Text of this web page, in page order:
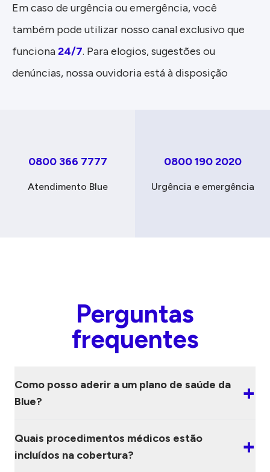
Em caso de urgência ou emergência, você
também pode utilizar nosso canal exclusivo que
funciona24/7. Para elogios, sugestões ou
denúncias, nossa ouvidoria está à disposição
0800 366 7777
Atendimento Blue
0800 190 2020
Urgência e emergência
Perguntas
frequentes
Como posso aderir a um plano de saúde da
Blue?
+
Quais procedimentos médicos estão
incluídos na cobertura?
+